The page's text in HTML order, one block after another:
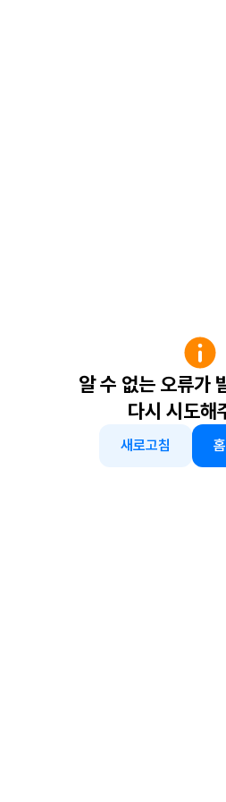
알 수 없는 오류가
다시 시도해
새로고침